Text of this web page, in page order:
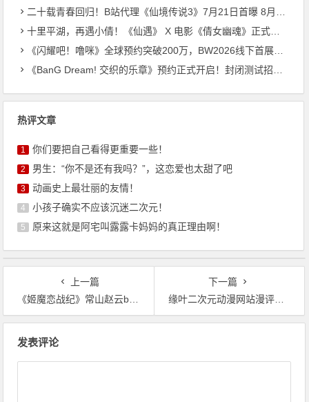
二十载青春回归！B站代理《仙境传说3》7月21日首曝 8月27日首测开启招募
十里平湖，再遇小倩！《仙遇》 X 电影《倩女幽魂》正式开启
《闪耀吧！噜咪》全球预约突破200万，BW2026线下首展进行中
《BanG Dream! 交织的乐章》预约正式开启！封闭测试招募同步启动
热评文章
1 你们要把自己看得更重要一些！
2 男生：“你不是还有我吗？”，这恋爱也太甜了吧
3 动画史上最壮丽的友情！
4 小孩子确实不应该沉迷二次元！
5 原来这就是阿宅叫露露卡妈妈的真正理由啊！
上一篇
《姬魔恋战纪》常山赵云boss关怎么过？
下一篇
缘叶二次元动漫网站漫评教程项目启动
发表评论